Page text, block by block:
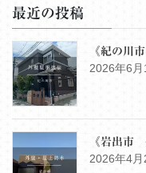
最近の投稿
《紀の川
2026年6月
《岩出市
2026年4月